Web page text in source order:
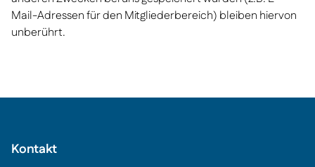
Mail-Adressen für den Mitgliederbereich) bleiben hiervon
unberührt.
Kontakt